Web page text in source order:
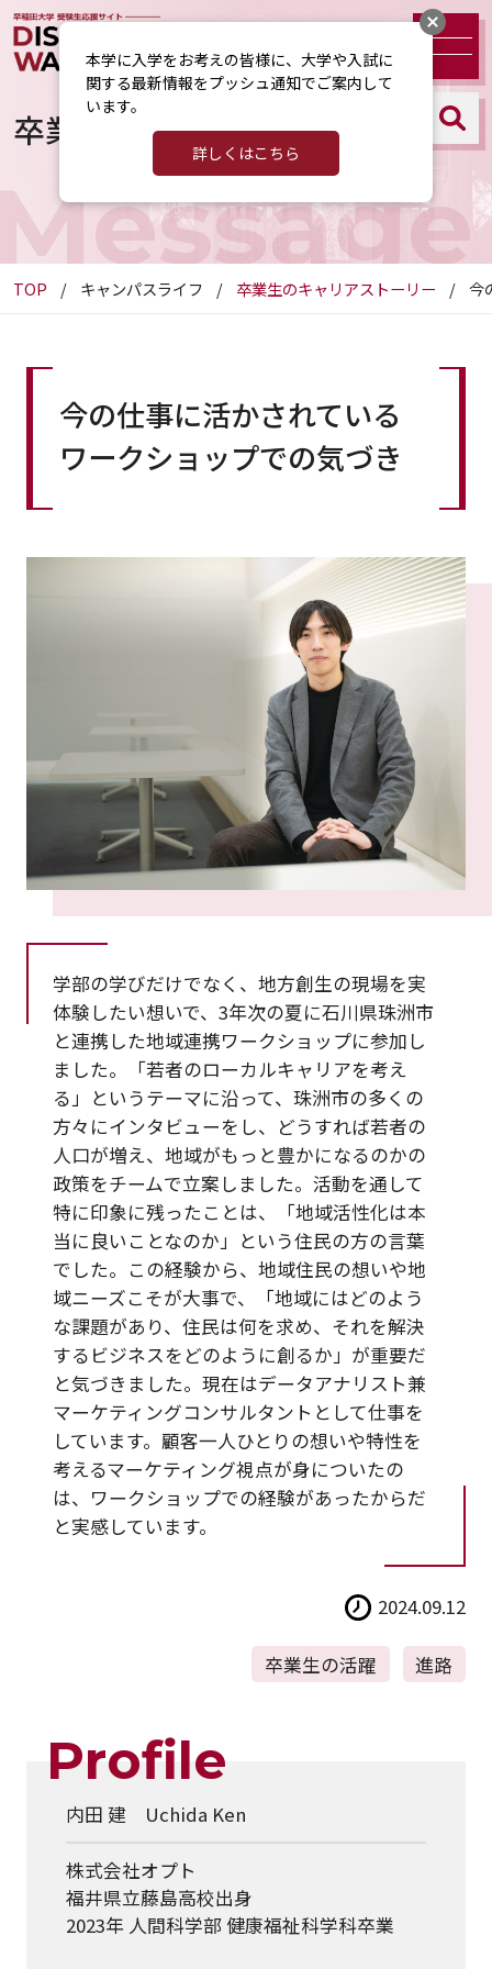
卒業生のキャリアストーリー
TOP キャンパスライフ 卒業生のキャリアストーリー 今
今の仕事に活かされている
ワークショップでの気づき
学部の学びだけでなく、地方創生の現場を実
体験したい想いで、3年次の夏に石川県珠洲市
と連携した地域連携ワークショップに参加し
ました。「若者のローカルキャリアを考え
る」というテーマに沿って、珠洲市の多くの
方々にインタビューをし、どうすれば若者の
人口が増え、地域がもっと豊かになるのかの
政策をチームで立案しました。活動を通して
特に印象に残ったことは、「地域活性化は本
当に良いことなのか」という住民の方の言葉
でした。この経験から、地域住民の想いや地
域ニーズこそが大事で、「地域にはどのよう
な課題があり、住民は何を求め、それを解決
するビジネスをどのように創るか」が重要だ
と気づきました。現在はデータアナリスト兼
マーケティングコンサルタントとして仕事を
しています。顧客一人ひとりの想いや特性を
考えるマーケティング視点が身についたの
は、ワークショップでの経験があったからだ
と実感しています。
2024.09.12
卒業生の活躍 進路
Profile
内田 建 Uchida Ken
株式会社オプト
福井県立藤島高校出身
2023年 人間科学部 健康福祉科学科卒業
本学に入学をお考えの皆様に、大学や入試に
関する最新情報をプッシュ通知でご案内して
います。
詳しくはこちら